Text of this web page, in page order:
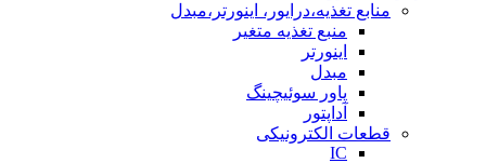
منابع تغذیه،درایور، اینورتر،مبدل
منبع تغذیه متغیر
اینورتر
مبدل
پاور سوئیچینگ
آداپتور
قطعات الکترونیکی
IC